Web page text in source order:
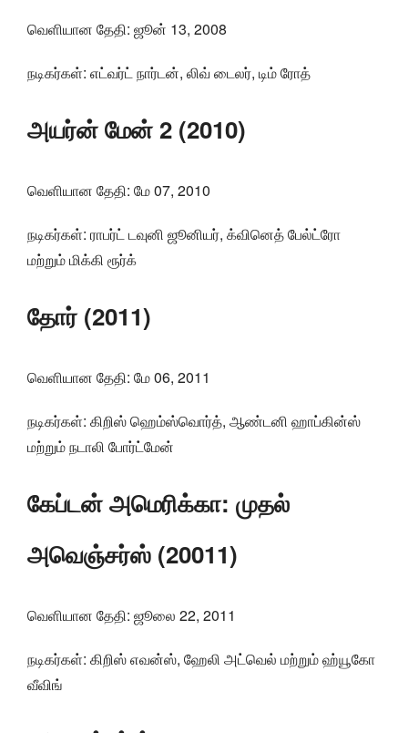
வெளியான தேதி: ஜூன் 13, 2008
நடிகர்கள்: எட்வர்ட் நார்டன், லிவ் டைலர், டிம் ரோத்
அயர்ன் மேன் 2 (2010)
வெளியான தேதி: மே 07, 2010
நடிகர்கள்: ராபர்ட் டவுனி ஜூனியர், க்வினெத் பேல்ட்ரோ
மற்றும் மிக்கி ரூர்க்
தோர் (2011)
வெளியான தேதி: மே 06, 2011
நடிகர்கள்: கிறிஸ் ஹெம்ஸ்வொர்த், ஆண்டனி ஹாப்கின்ஸ்
மற்றும் நடாலி போர்ட்மேன்
கேப்டன் அமெரிக்கா: முதல்
அவெஞ்சர்ஸ் (20011)
வெளியான தேதி: ஜூலை 22, 2011
நடிகர்கள்: கிறிஸ் எவன்ஸ், ஹேலி அட்வெல் மற்றும் ஹ்யூகோ
வீவிங்